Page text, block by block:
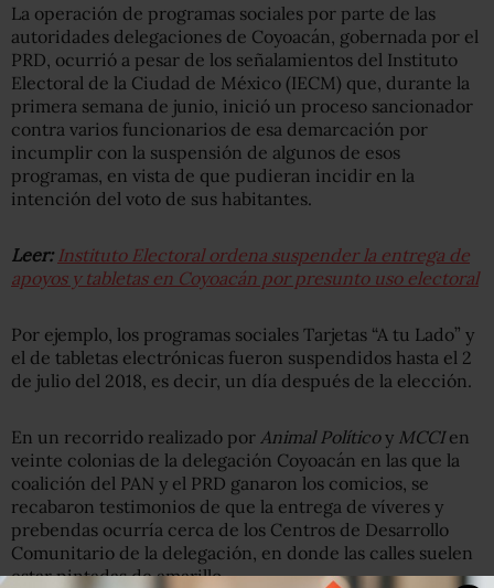
La operación de programas sociales por parte de las
autoridades delegaciones de Coyoacán, gobernada por el
PRD, ocurrió a pesar de los señalamientos del Instituto
Electoral de la Ciudad de México (IECM) que, durante la
primera semana de junio, inició un proceso sancionador
contra varios funcionarios de esa demarcación por
incumplir con la suspensión de algunos de esos
programas, en vista de que pudieran incidir en la
intención del voto de sus habitantes.
Leer: Instituto Electoral ordena suspender la entrega de
apoyos y tabletas en Coyoacán por presunto uso electoral
Por ejemplo, los programas sociales Tarjetas “A tu Lado” y
el de tabletas electrónicas fueron suspendidos hasta el 2
de julio del 2018, es decir, un día después de la elección.
En un recorrido realizado por Animal Políticoy MCCIen
veinte colonias de la delegación Coyoacán en las que la
coalición del PAN y el PRD ganaron los comicios, se
recabaron testimonios de que la entrega de víveres y
prebendas ocurría cerca de los Centros de Desarrollo
Comunitario de la delegación, en donde las calles suelen
estar pintadas de amarillo.